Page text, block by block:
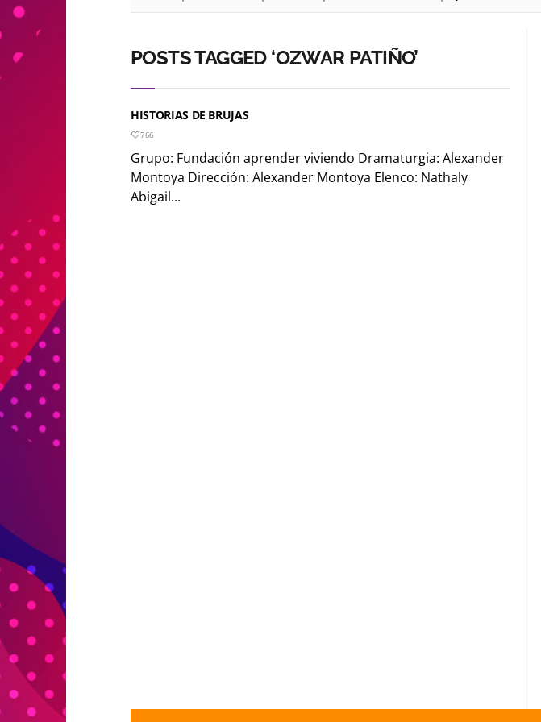
POSTS TAGGED ‘OZWAR PATIÑO’
HISTORIAS DE BRUJAS
766
Grupo: Fundación aprender viviendo Dramaturgia: Alexander
Montoya Dirección: Alexander Montoya Elenco: Nathaly
Abigail...